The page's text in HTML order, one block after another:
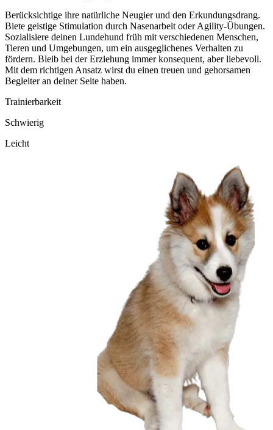
Berücksichtige ihre natürliche Neugier und den Erkundungsdrang.
Biete geistige Stimulation durch Nasenarbeit oder Agility-Übungen.
Sozialisiere deinen Lundehund früh mit verschiedenen Menschen,
Tieren und Umgebungen, um ein ausgeglichenes Verhalten zu
fördern. Bleib bei der Erziehung immer konsequent, aber liebevoll.
Mit dem richtigen Ansatz wirst du einen treuen und gehorsamen
Begleiter an deiner Seite haben.
Trainierbarkeit
Schwierig
Leicht